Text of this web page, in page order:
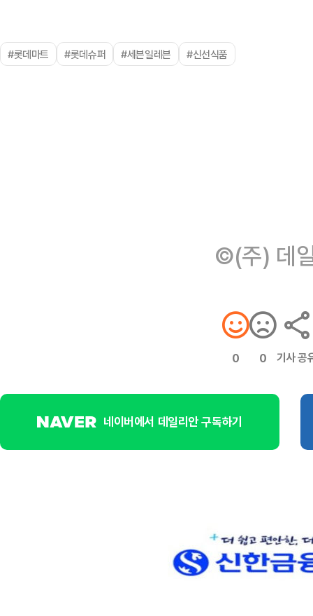
#롯데마트 #롯데슈퍼 #세븐일레븐 #신선식품
©(주) 데
0 0 기사 공
네이버에서 데일리안 구독하기